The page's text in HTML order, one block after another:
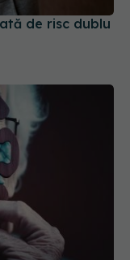
de risc dublu